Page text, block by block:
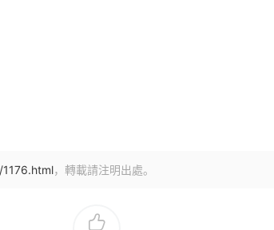
，轉載請注明出處。